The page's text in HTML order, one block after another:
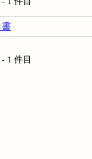
書
- 1 件目